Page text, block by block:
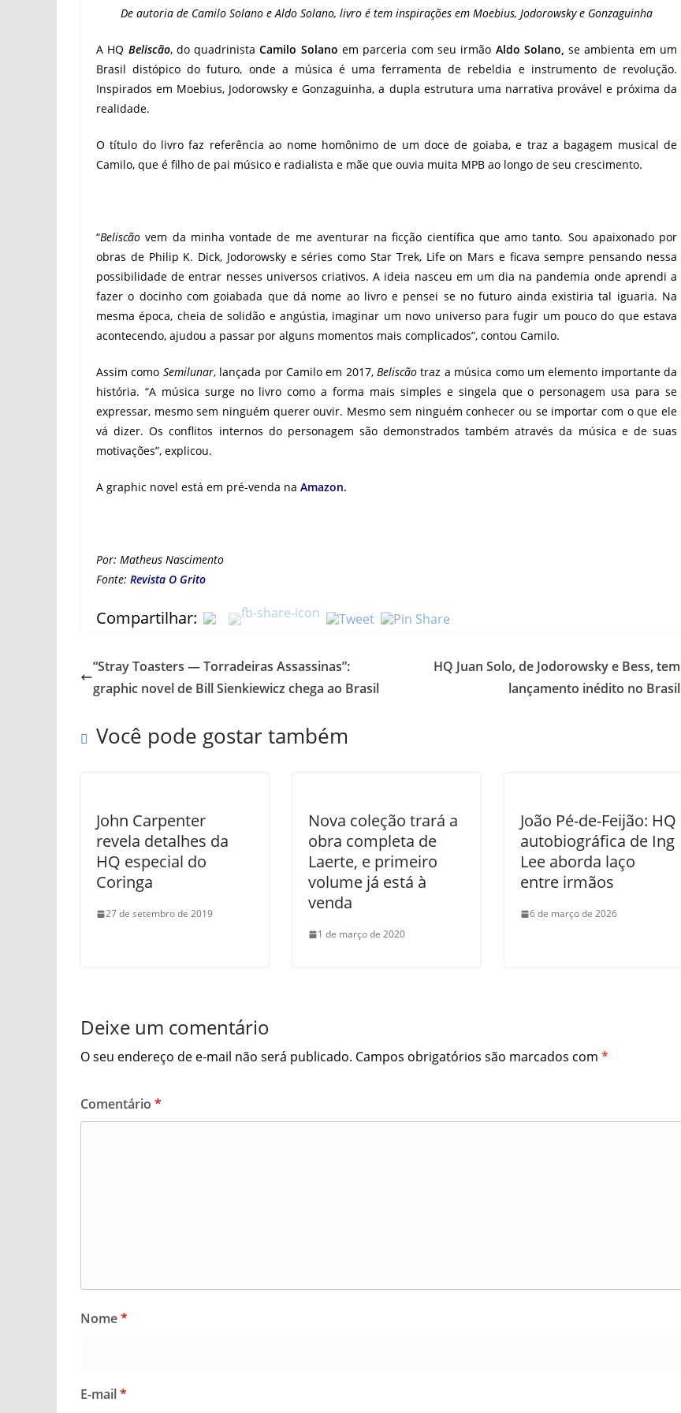
De autoria de Camilo Solano e Aldo Solano, livro é tem inspirações em Moebius, Jodorowsky e Gonzaguinha
A HQ Beliscão, do quadrinistaCamilo Solano em parceria com seu irmão Aldo Solano, se ambienta em um
Brasil distópico do futuro, onde a música é uma ferramenta de rebeldia e instrumento de revolução.
Inspirados em Moebius, Jodorowsky e Gonzaguinha, a dupla estrutura uma narrativa provável e próxima da
realidade.
O título do livro faz referência ao nome homônimo de um doce de goiaba, e traz a bagagem musical de
Camilo, que é filho de pai músico e radialista e mãe que ouvia muita MPB ao longo de seu crescimento.
“Beliscãovem da minha vontade de me aventurar na ficção científica que amo tanto. Sou apaixonado por
obras de Philip K. Dick, Jodorowsky e séries como Star Trek, Life on Mars e ficava sempre pensando nessa
possibilidade de entrar nesses universos criativos. A ideia nasceu em um dia na pandemia onde aprendi a
fazer o docinho com goiabada que dá nome ao livro e pensei se no futuro ainda existiria tal iguaria. Na
mesma época, cheia de solidão e angústia, imaginar um novo universo para fugir um pouco do que estava
acontecendo, ajudou a passar por alguns momentos mais complicados”, contou Camilo.
Assim como Semilunar, lançada por Camilo em 2017, Beliscãotraz a música como um elemento importante da
história. “A música surge no livro como a forma mais simples e singela que o personagem usa para se
expressar, mesmo sem ninguém querer ouvir. Mesmo sem ninguém conhecer ou se importar com o que ele
vá dizer. Os conflitos internos do personagem são demonstrados também através da música e de suas
motivações”, explicou.
A graphic novel está em pré-venda na Amazon.
Por: Matheus Nascimento
Fonte: Revista O Grito
Compartilhar:
“Stray Toasters — Torradeiras Assassinas”:
graphic novel de Bill Sienkiewicz chega ao Brasil
HQ Juan Solo, de Jodorowsky e Bess, tem
lançamento inédito no Brasil
Você pode gostar também
John Carpenter
revela detalhes da
HQ especial do
Coringa
27 de setembro de 2019
Nova coleção trará a
obra completa de
Laerte, e primeiro
volume já está à
venda
1 de março de 2020
João Pé-de-Feijão: HQ
autobiográfica de Ing
Lee aborda laço
entre irmãos
6 de março de 2026
Deixe um comentário
O seu endereço de e-mail não será publicado. Campos obrigatórios são marcados com *
Comentário *
Nome*
E-mail*